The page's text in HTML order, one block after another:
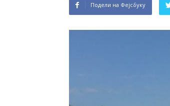
Подели на Фејсбуку